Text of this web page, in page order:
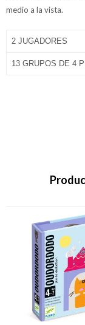
medio a la vista.
2 JUGADORES
13 GRUPOS DE 4